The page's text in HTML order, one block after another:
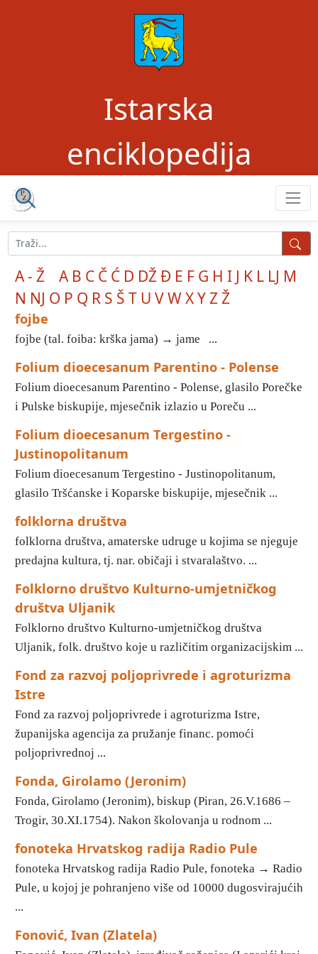
Istarska
enciklopedija
A - Ž A B C Č Ć D DŽĐ E F G H I J K L LJ M
N NJ O P Q R S Š T U VWXYZŽ
fojbe
fojbe (tal. foiba: krška jama) → jame ...
Folium dioecesanum Parentino - Polense
Folium dioecesanum Parentino - Polense, glasilo Porečke
i Pulske biskupije, mjesečnik izlazio u Poreču ...
Folium dioecesanum Tergestino -
Justinopolitanum
Folium dioecesanum Tergestino - Justinopolitanum,
glasilo Tršćanske i Koparske biskupije, mjesečnik ...
folklorna društva
folklorna društva, amaterske udruge u kojima se njeguje
predajna kultura, tj. nar. običaji i stvaralaštvo. ...
Folklorno društvo Kulturno-umjetničkog
društva Uljanik
Folklorno društvo Kulturno-umjetničkog društva
Uljanik, folk. društvo koje u različitim organizacijskim ...
Fond za razvoj poljoprivrede i agroturizma
Istre
Fond za razvoj poljoprivrede i agroturizma Istre,
županijska agencija za pružanje financ. pomoći
poljoprivrednoj ...
Fonda, Girolamo (Jeronim)
Fonda, Girolamo (Jeronim), biskup (Piran, 26.V.1686 –
Trogir, 30.XI.1754). Nakon školovanja u rodnom ...
fonoteka Hrvatskog radija Radio Pule
fonoteka Hrvatskog radija Radio Pule, fonoteka → Radio
Pule, u kojoj je pohranjeno više od 10000 dugosvirajućih
...
Fonović, Ivan (Zlatela)